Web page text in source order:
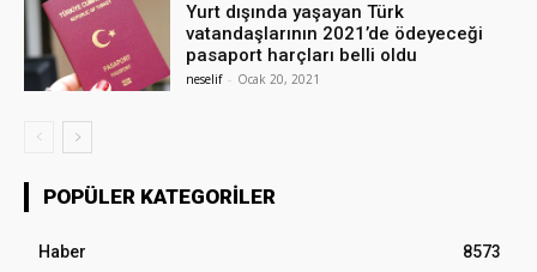
Yurt dışında yaşayan Türk
vatandaşlarının 2021’de ödeyeceği
pasaport harçları belli oldu
neselif - Ocak 20, 2021
POPÜLER KATEGORILER
Haber
8573